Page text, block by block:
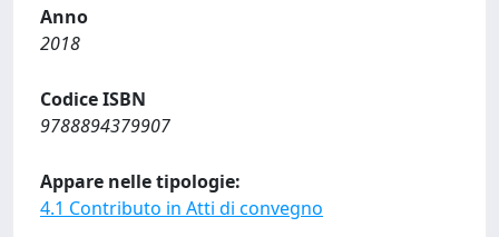
Anno
2018
Codice ISBN
9788894379907
Appare nelle tipologie:
4.1 Contributo in Atti di convegno